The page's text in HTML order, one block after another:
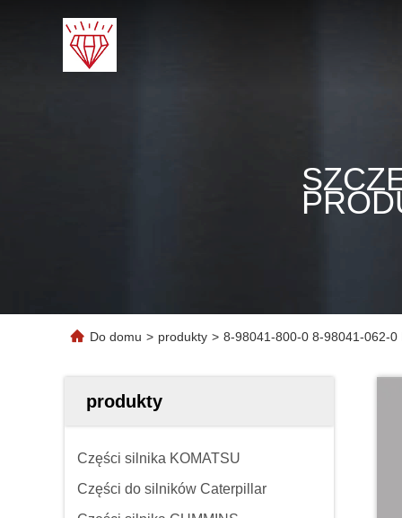
Do domu > produkty > 8-98041-800-0 8-98041-062-0
produkty
Części silnika KOMATSU
Części do silników Caterpillar